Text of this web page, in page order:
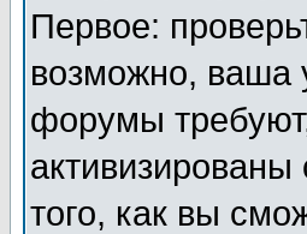
Первое:
возможно, ваша
форумы
того, как вы